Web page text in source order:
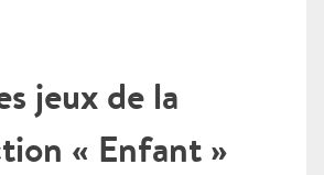
jeux de la
« Enfant »